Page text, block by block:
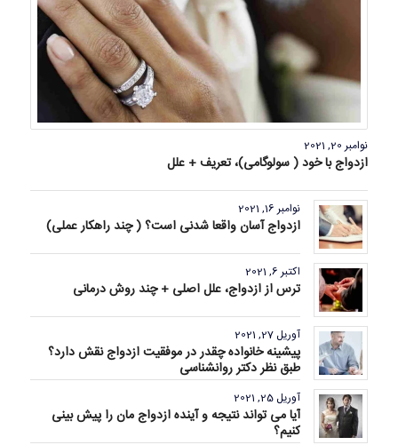
نوامبر 20, 2021
ازدواج با خود ( سولوگامی)، تعریف + علل
نوامبر 16, 2021
ازدواج آسان واقعا شدنی است؟ ( چند راهکار عملی)
اکتبر 6, 2021
ترس از ازدواج، علل اصلی + چند روش درمانی
آوریل 27, 2021
پیشینه خانواده چقدر در موفقیت ازدواج نقش دارد؟
طبق نظر دکتر روانشناسی
آوریل 25, 2021
آیا می تواند نتیجه و آینده ازدواج مان را پیش بینی
کنیم؟